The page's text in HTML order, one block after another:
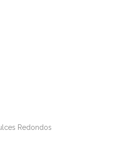
Redondos